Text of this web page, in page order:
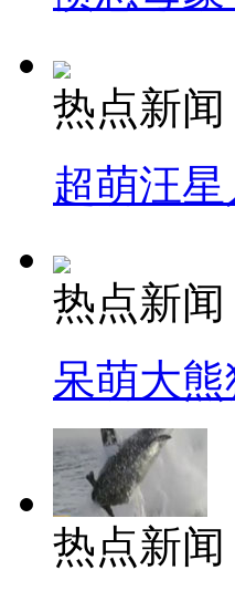
热点新闻
超萌汪
热点新闻
呆萌大
热点新闻